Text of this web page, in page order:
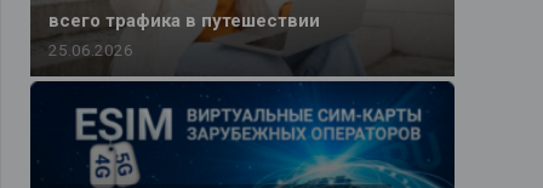
всего трафика в путешествии
25.06.2026